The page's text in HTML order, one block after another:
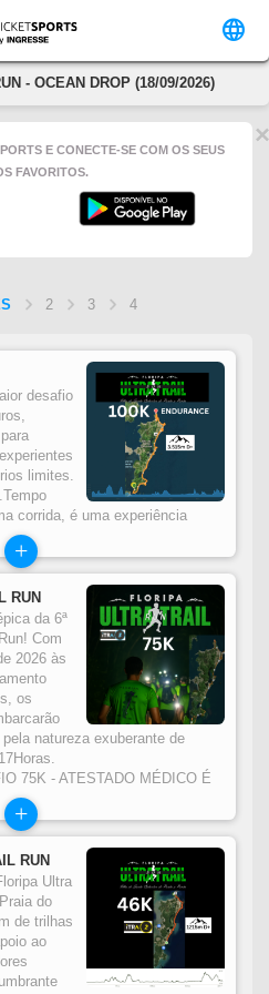
- OCEAN DROP (18/09/2026)
×
E CONECTE-SE COM OS SEUS
FAVORITOS.
2 3 4
desafio
limites.
corrida, é uma experiência
+
RUN
da 6ª
Com
2026 às
os
natureza exuberante de
75K - ATESTADO MÉDICO É
+
RUN
Ultra
do
de trilhas
ao